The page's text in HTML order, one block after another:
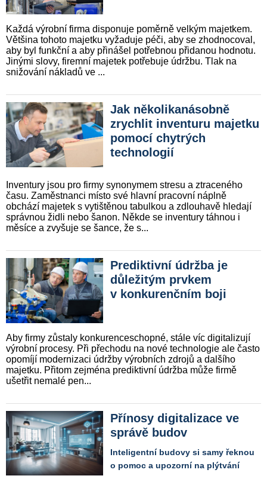
Každá výrobní firma disponuje poměrně velkým majetkem.
Většina tohoto majetku vyžaduje péči, aby se zhodnocoval,
aby byl funkční a aby přinášel potřebnou přidanou hodnotu.
Jinými slovy, firemní majetek potřebuje údrž­bu. Tlak na
snižování nákladů ve ...
Jak několikanásobně
zrychlit inventuru majetku
pomocí chytrých
technologií
Inventury jsou pro firmy synonymem stresu a ztraceného
času. Zaměstnanci místo své hlavní pracovní náplně
obchází majetek s vytištěnou tabulkou a zdlouhavě hledají
správnou židli nebo šanon. Někde se inventury táhnou i
měsíce a zvyšuje se šance, že s...
Prediktivní údržba je
důležitým prvkem
v konkurenčním boji
Aby firmy zůstaly konkurence­schop­né, stále víc digitalizují
výrobní pro­cesy. Při přechodu na nové techno­logie ale často
opomíjí modernizaci údržby výrobních zdrojů a dalšího
majetku. Přitom zejména prediktivní údržba může firmě
ušetřit nemalé pen...
Přínosy digitalizace ve
správě budov
Inteligentní budovy si samy řeknou
o pomoc a upozorní na plýtvání